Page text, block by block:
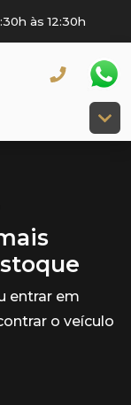
às 12:30h
entrar em
o veículo